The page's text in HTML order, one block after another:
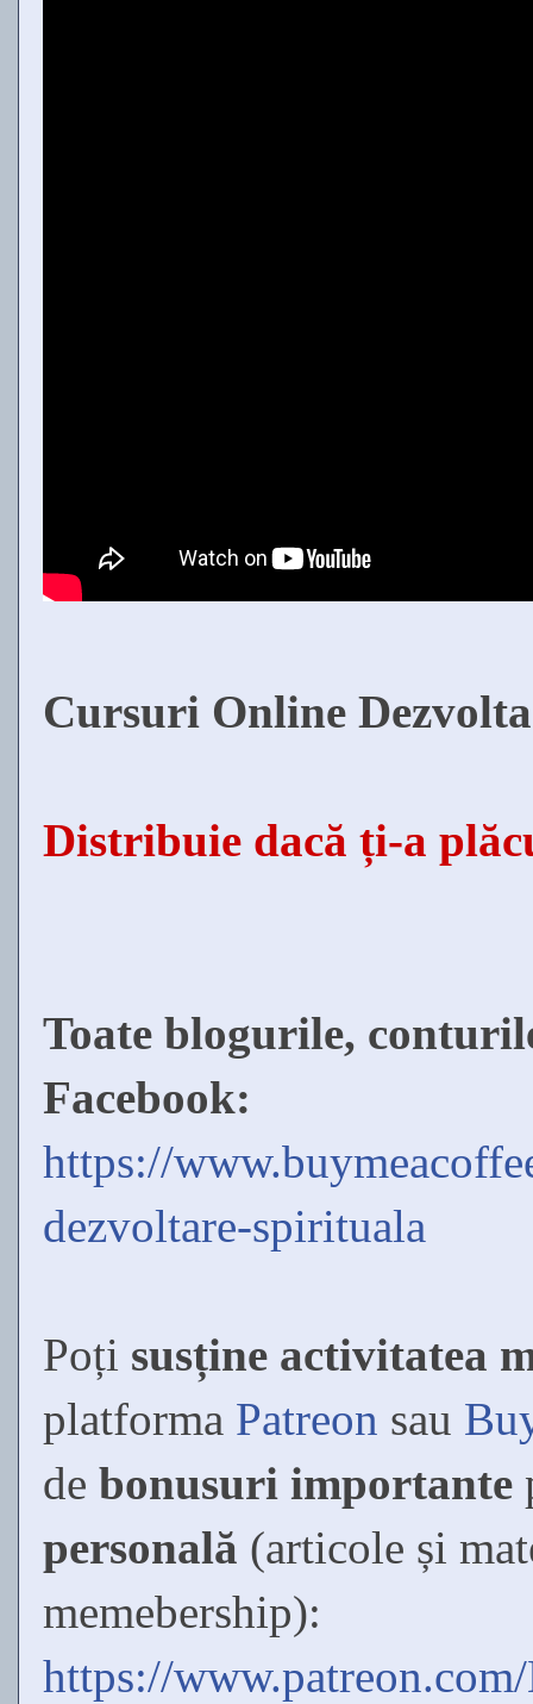
Cursuri Online
Distribuie dacă ți-a
Toate blogurile,
Facebook:
https://
dezvoltare-spirituala
Poți susține activitatea
platforma Patreon sau
de bonusuri importante
personală (articole și
memebership):
https://